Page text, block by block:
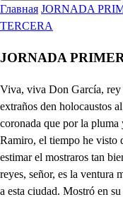
Главная JORNADA
TERCERA
JORNADA
Viva, viva Don García, rey de León! Dos mil años, los proprios y los extraños den holocaustos al día en que Zamora merece ver la frente coronada que por la pluma y la espada tantas glorias nos ofrece. Ya, Ramiro, el tiempo he visto que más llegué a desear. Lo que debéis estimar el mostraros tan bien quisto públicas aclamaciones; que de los reyes, señor, es la ventura mayor reinar en los corazones. Mucho debo a esta ciudad. Mostró en su recibimiento, rompiendo a voces el viento, que en amor y lealtad a las demás se adelanta, que más dichosas han sido en haberte merecido besar primero la planta. Dadle los pies, gran señor, a Rodrigo. Levantad, que a vuestra sangre y lealtad debe los brazos mi amor. Quien con manos liberales tan altos favores da ¿qué corazones no hará valerosos y leales? Bien lo ha mostrado Zamora, que en este dichoso día con aplausos de alegría publica lo que os adora. Yo le pago como es justo ese amor, pues no he gozado, hasta que la vi, colmado de tanta ventura el gusto. Y a fe de quien soy, Rodrigo, que la prolija prisión del castillo de Gauzón fue para mí más castigo por verme de esta ciudad que tanto sabe obligarme ausente, que por privarme de la amada libertad. Pero por bien empleado doy ya cuanto he padecido, por el gusto que he tenido y el que Zamora ha mostrado con mi llegada. Jamás ha hecho acompañamiento tan general el contento. Don Domingo de Don Blas ha sido quien solamente no acompañó la ciudad. Huye su comodidad los concursos de la gente, que es al cuerpo fastidiosa la apretura, y el ruido lo es también para el oído. ¿Vive Costanza, su esposa? Sí, señor, y de un preñado espera ya sucesión. ¿Y no mudó condición con la mudanza de estado? No, señor, antes atiende hoy a la comodidad con mayor curiosidad, porque desquitar pretende los disgustos de casado. O le murmuren o alaben, a él le juzgan los que saben por hombre desengañado. Él sigue la condición del tiempo, y en el ocioso sus bienes logra dichoso, pero cuando la ocasión le obliga, ni en la prudencia ni en el valor tiene igual, que yo mismo, por mi mal, he tocado la experiencia. mas ahora pienso hacer . que por mi bien haya sido, que de él, pues le he conocido su lealtad, me he de valer. Su noble sangre le abona, su cordura y su valor, y, en importando al honor, a la vida no perdona. Pues ¿quién para mi privado más partes puede tener, o quién mejor puede ser atlante de mi cuidado? A don Domingo llamad, Ramiro, de parte mía. Voy, señor. Hoy es el día . que de su comodidad, según la fortuna ordena, el triste fin ha llegado, que del enojo pasado le quiere el rey dar la pena. Pruebe las calamidades, sepa a qué sabe el pesar; que me cansa verle amar tanto las comodidades. Dime, Rodrigo... ¿Señor? ¿Cómo está y cómo ha llevado de don Juan, su esposo amado, la muerte doña Leonor, la hija de don Ramiro? Don Domingo la hospedó desde el punto que enviudó, con privación de suspiro y de luto por don Juan. No sé lo que le ha movido; sé que la adorna vestido alegre y traje galán. ¿Qué dices? ¿si se ha casado segunda vez? si tuviera esposo, señor, no fuera cordura haberlo ocultado, causando murmuración con las galas. Bien sospecho que tendrá de haberlo hecho justa y precisa ocasión, pues que se lo ha consentido don Domingo de Don Blas, de quien informado estás que es honrado y entendido. Y él, pues le aguardas, señor, los motivos te dirá que yo ignoro. Bien está. mas dime, dime: Leonor ¿está después que enviudó tan perfetamente hermosa como al tiempo que de esposa la mano a don Juan le dio? Cuanto el retórico labio dice a la mujer más bella por lisonja, para ella será conocido agravio. ¿Tiene muchos pretendientes? Dineros y calidad, edad poca y gran beldad ¿qué corazones valientes, si mirarla han merecido, no rendirán? Dices bien. mas